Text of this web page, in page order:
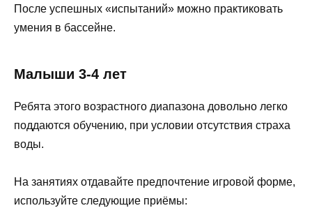
После успешных «испытаний» можно практиковать
умения в бассейне.
Малыши 3-4 лет
Ребята этого возрастного диапазона довольно легко
поддаются обучению, при условии отсутствия страха
воды.
На занятиях отдавайте предпочтение игровой форме,
используйте следующие приёмы: